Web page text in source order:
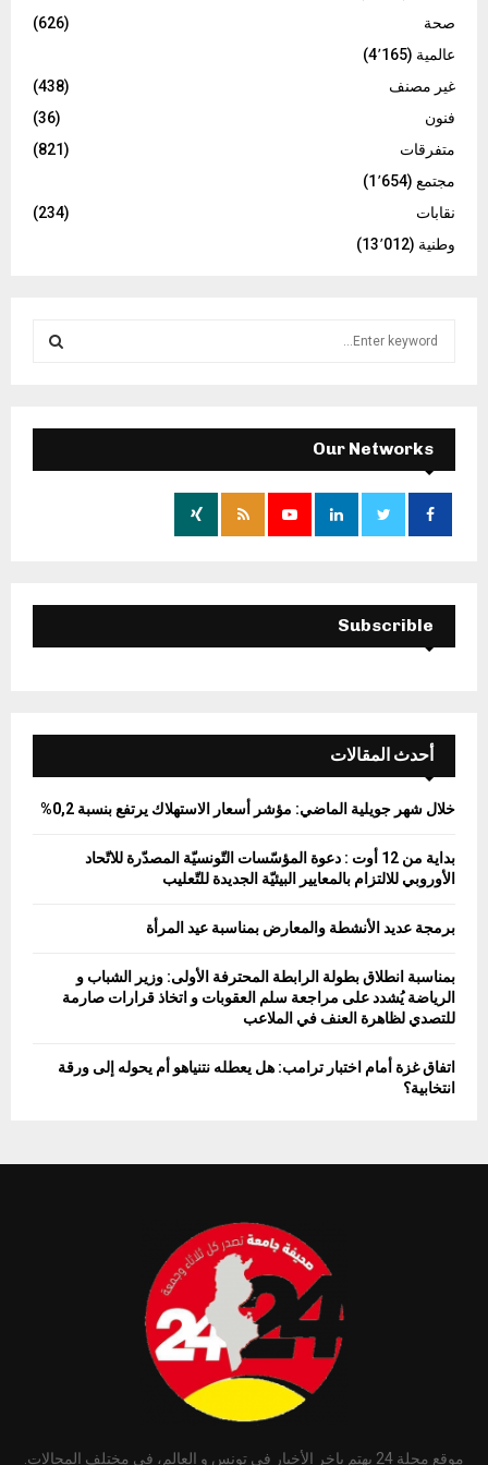
صحة
(626)
عالمية (4٬165)
غير مصنف
(438)
فنون
(36)
متفرقات
(821)
مجتمع (1٬654)
نقابات
(234)
وطنية (13٬012)
f
o
E
A
H
Our Networks
Subscrible
أحدث المقالات
خلال شهر جويلية الماضي: مؤشر أسعار الاستهلاك يرتفع بنسبة 0,2%
بداية من 12 أوت : دعوة المؤسّسات التّونسيّة المصدّرة للاتّحاد
الأوروبي للالتزام بالمعايير البيئيّة الجديدة للتّعليب
برمجة عديد الأنشطة والمعارض بمناسبة عيد المرأة
بمناسبة انطلاق بطولة الرابطة المحترفة الأولى: وزير الشباب و
الرياضة يُشدد على مراجعة سلم العقوبات و اتخاذ قرارات صارمة
للتصدي لظاهرة العنف في الملاعب
اتفاق غزة أمام اختبار ترامب: هل يعطله نتنياهو أم يحوله إلى ورقة
انتخابية؟
موقع مجلة 24 يهتم ياخر الأخبار في تونس و العالم، في مختلف المجالات.